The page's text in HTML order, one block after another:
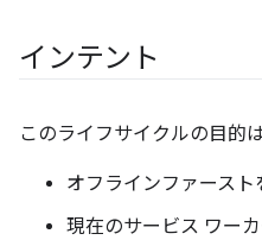
インテント
このライフサイクルの目的
オフラインファースト
現在のサービス ワー